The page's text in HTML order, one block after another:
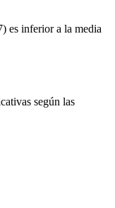
es inferior a la media
según las